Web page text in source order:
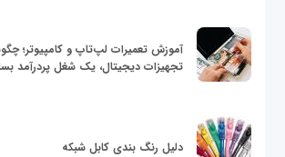
آموزش تعمیرات لپ‌تاپ و کامپیوتر؛
تجهیزات دیجیتال، یک شغل پردرآمد
دلیل رنگ بندی کابل شبکه